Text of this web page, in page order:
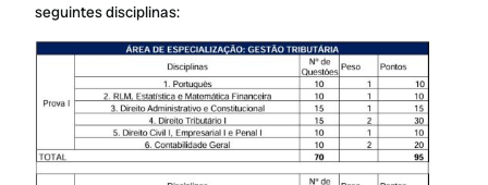
seguintes disciplinas: